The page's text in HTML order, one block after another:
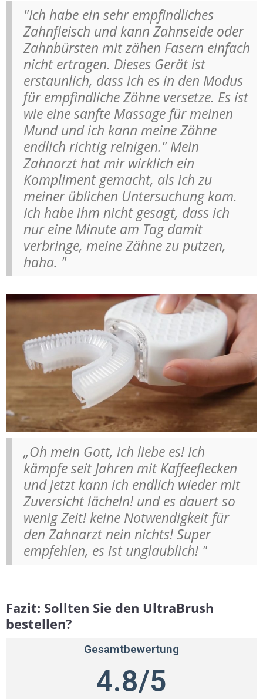
"Ich habe ein sehr empfindliches
Zahnfleisch und kann Zahnseide oder
Zahnbürsten mit zähen Fasern einfach
nicht ertragen. Dieses Gerät ist
erstaunlich, dass ich es in den Modus
für empfindliche Zähne versetze. Es ist
wie eine sanfte Massage für meinen
Mund und ich kann meine Zähne
endlich richtig reinigen." Mein
Zahnarzt hat mir wirklich ein
Kompliment gemacht, als ich zu
meiner üblichen Untersuchung kam.
Ich habe ihm nicht gesagt, dass ich
nur eine Minute am Tag damit
verbringe, meine Zähne zu putzen,
haha. "
„Oh mein Gott, ich liebe es! Ich
kämpfe seit Jahren mit Kaffeeflecken
und jetzt kann ich endlich wieder mit
Zuversicht lächeln! und es dauert so
wenig Zeit! keine Notwendigkeit für
den Zahnarzt nein nichts! Super
empfehlen, es ist unglaublich! "
Fazit: Sollten Sie den UltraBrush
bestellen?
Gesamtbewertung
4.8/5